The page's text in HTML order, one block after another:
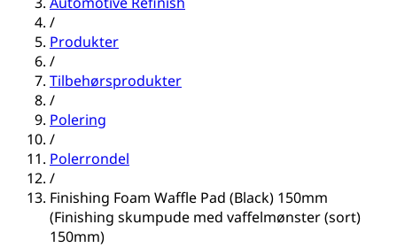
/
Produkter
/
Tilbehørsprodukter
/
Polering
/
Polerrondel
/
Finishing Foam Waffle Pad (Black) 150mm
(Finishing skumpude med vaffelmønster (sort)
150mm)